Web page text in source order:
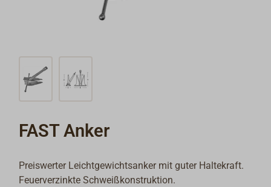
FAST Anker
Preiswerter Leichtgewichtsanker mit guter Haltekraft.
Feuerverzinkte Schweißkonstruktion.